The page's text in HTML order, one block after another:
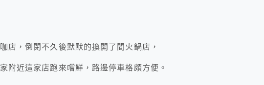
店，倒閉不久後默默的換開了間火鍋店，
附近這家店跑來嚐鮮，路邊停車格頗方便。